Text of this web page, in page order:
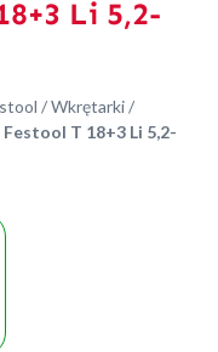
Li 5,2-
/Wkrętarki/
T 18+3 Li 5,2-